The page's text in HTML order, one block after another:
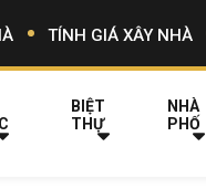
TÍNH GIÁ XÂY NHÀ
BIỆT
THỰ
NHÀ
PHỐ